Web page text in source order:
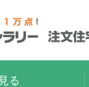
る